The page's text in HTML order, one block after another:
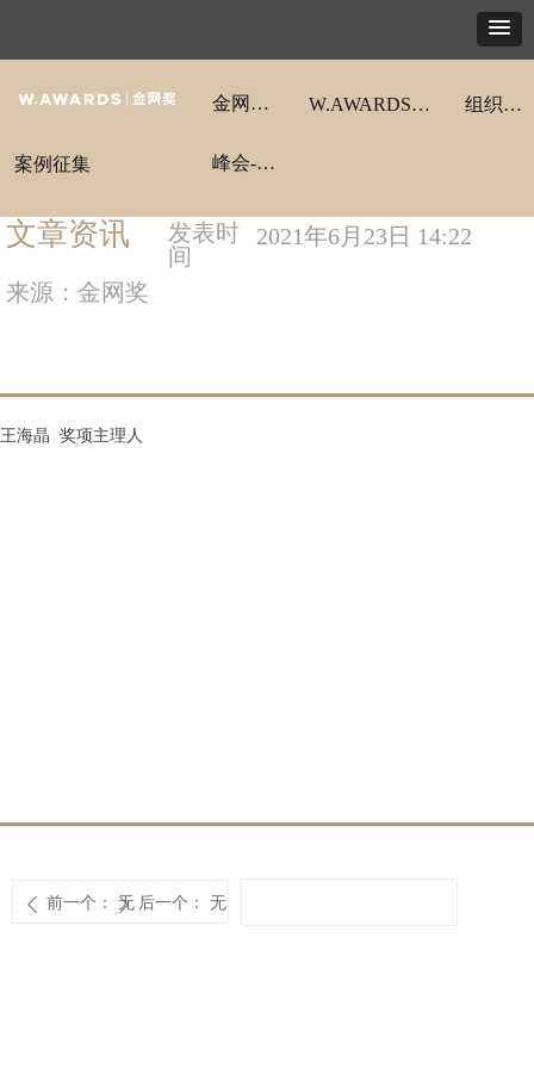
峰会-领航秀
W.AWARDS金网奖
金网奖动态 组织架构
案例征集
2021年6月23日 14:22
王海晶 奖项主理人
ꄴ 前一个： 无
ꄲ 后一个： 无
文章资讯
发表时
间
来源：金网奖